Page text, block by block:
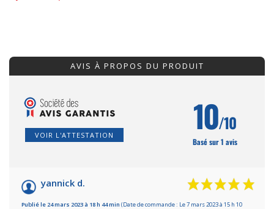
AVIS À PROPOS DU PRODUIT
VOIR L'ATTESTATION 10/10
Basé sur 1 avis
yannick d.
Publié le 24 mars 2023 à 18 h 44 min (Date de commande : Le 7 mars 2023 à 15 h 10